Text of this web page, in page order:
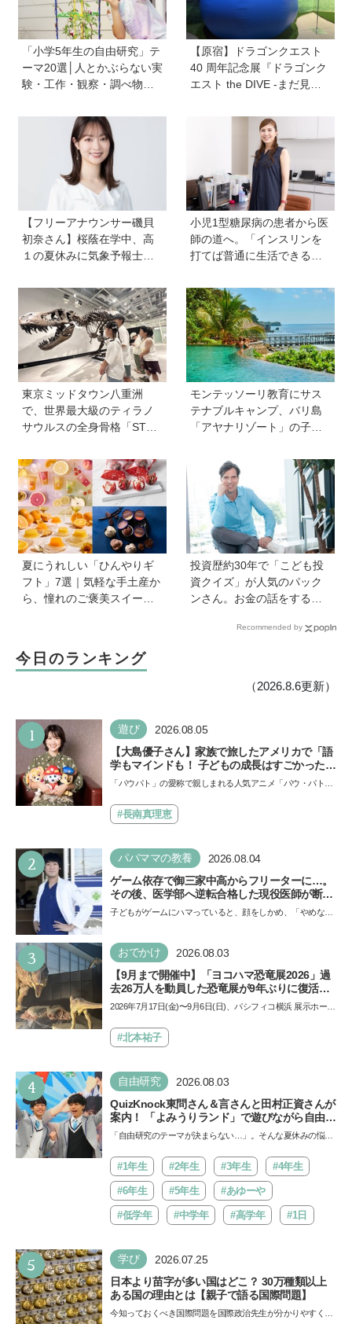
「小学5年生の自由研究」テ
ーマ20選│人とかぶらない実
験・工作・観察・調べ物の
【原宿】ドラゴンクエスト
40 周年記念展『ドラゴンク
エスト the DIVE -まだ見ぬ
カドに登場！ VR体験からコ
ラボグルメ、限定グッズま
で親子で楽しめる注目イベ
【フリーアナウンサー磯貝
初奈さん】桜蔭在学中、高
１の夏休みに気象予報士試
院で「学ぶ楽しさ」をずっ
と持ち続ける秘訣とは。親
も「楽しい」をバックアッ
プする方法も
小児1型糖尿病の患者から医
師の道へ。「インスリンを
打てば普通に生活できる」
い、専門医を目指すように
東京ミッドタウン八重洲
で、世界最大級のティラノ
サウルスの全身骨格「STA
DS EXPO 2026 ダイナソー
ラボ」が開催中
モンテッソーリ教育にサス
テナブルキャンプ、バリ島
「アヤナリゾート」の子ど
すぎる！ 家族でおすすめの
過ごし方とは
夏にうれしい「ひんやりギ
フト」7選｜気軽な手土産か
ら、憧れのご褒美スイーツ
投資歴約30年で「こども投
資クイズ」が人気のパック
ンさん。お金の話をするの
どもも正しい節約、投資方
Recommended by
今日のランキング
（2026.8.6更新）
1 遊び 2026.08.05
【大島優子さん】家族で旅したアメリカで「語
学もマインドも！ 子どもの成長はすごかった」
声優をつとめた映画『パウ・パトロール ザ・ダ
できると子どもに知ってほしい
「パウパト」の愛称で親しまれる人気アニメ「パウ・パトロ
ザ…#長南真理恵
2 パパママの教養 2026.08.04
ゲーム依存で御三家中高からフリーターに…。
その後、医学部へ逆転合格した現役医師が断言
「ゲームの経験が受験勉強に役立った」そう考
子どもがゲームにハマっていると、顔をしかめ、「やめなさ
い…
3 おでかけ 2026.08.03
【9月まで開催中】「ヨコハマ恐竜展2026」過
去26万人を動員した恐竜展が9年ぶりに復活！
夏休みのおでかけで楽しむポイントを完全ガイ
2026年7月17日(金)〜9月6日(日)、パシフィコ横浜 展示ホール
催…#北本祐子
4 自由研究 2026.08.03
QuizKnock東問さん＆言さんと田村正資さんが
案内！ 「よみうりランド」で遊びながら自由研
究が進む期間限定イベントが開催
「自由研究のテーマが決まらない…」。そんな夏休みの悩み
バ!!…
#1年生 #2年生 #3年生 #4年生
#6年生 #5年生 #あゆーや
#低学年 #中学年 #高学年 #1日
5 学び 2026.07.25
日本より苗字が多い国はどこ？ 30万種類以上
ある国の理由とは【親子で語る国際問題】
今知っておくべき国際問題を国際政治先生が分かりやすく解